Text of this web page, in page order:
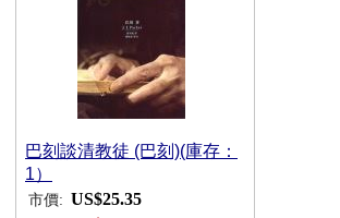
巴刻談清教徒 (巴刻)(庫存：
1）
市價: US$25.35